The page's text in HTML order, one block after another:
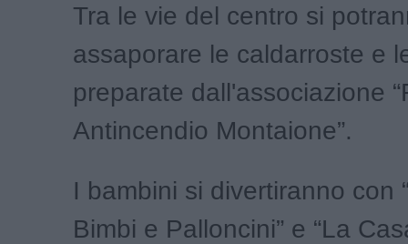
Tra le vie del centro si
assaporare le caldarroste e
preparate dall'associazione
Antincendio Montaione”.
I bambini si divertiranno con
Bimbi e Palloncini” e “La